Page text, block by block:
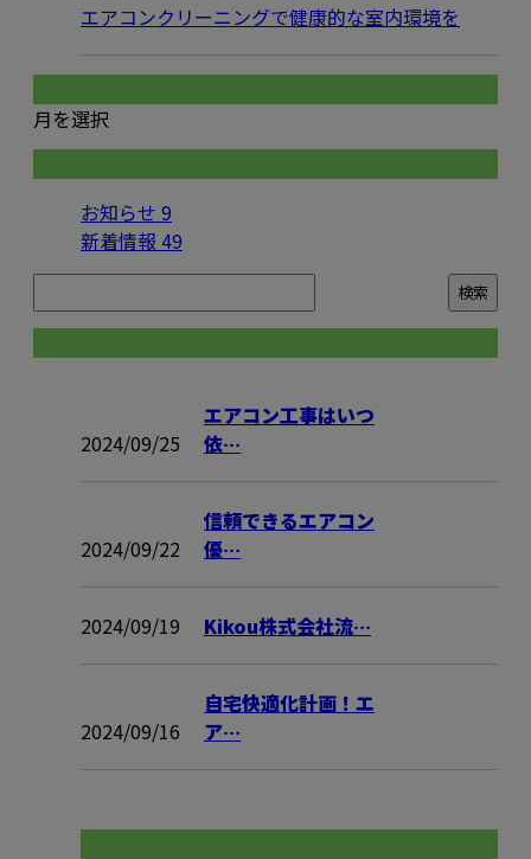
エアコンクリーニングで健康的な室内環境を
月を選択
お知らせ 9
新着情報 49
2024/09/25
エアコン工事はいつ
依…
2024/09/22
信頼できるエアコン
優…
2024/09/19 Kikou株式会社流…
2024/09/16
自宅快適化計画！エ
ア…